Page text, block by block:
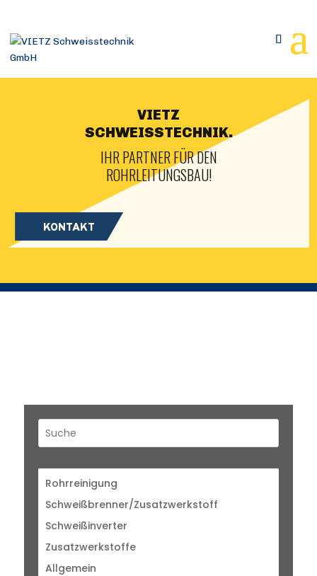
VIETZ
SCHWEISSTECHNIK.
IHR PARTNER FÜR DEN
ROHRLEITUNGSBAU!
KONTAKT
Rohrreinigung
Schweißbrenner/Zusatzwerkstoff
Schweißinverter
Zusatzwerkstoffe
Allgemein